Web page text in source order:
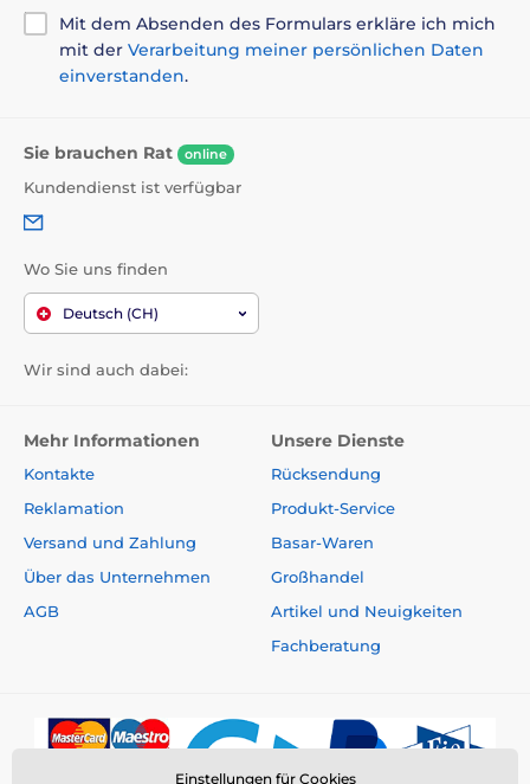
Mit dem Absenden des Formulars erkläre ich mich
mit der Verarbeitung meiner persönlichen Daten
einverstanden.
Sie brauchen Rat online
Kundendienst ist verfügbar
Wo Sie uns finden
Deutsch (CH)
Wir sind auch dabei:
Mehr Informationen
Kontakte
Reklamation
Versand und Zahlung
Über das Unternehmen
AGB
Unsere Dienste
Rücksendung
Produkt-Service
Basar-Waren
Großhandel
Artikel und Neuigkeiten
Fachberatung
Einstellungen für Cookies